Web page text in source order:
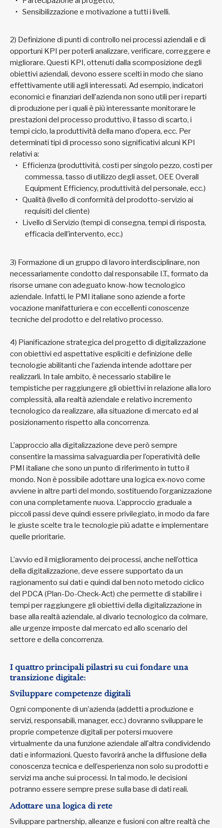
Sensibilizzazione e motivazione a tutti i livelli.
2) Definizione di punti di controllo nei processi aziendali e di
opportuni KPI per poterli analizzare, verificare, correggere e
migliorare. Questi KPI, ottenuti dalla scomposizione degli
obiettivi aziendali, devono essere scelti in modo che siano
effettivamente utili agli interessati. Ad esempio, indicatori
economici e finanziari dell’azienda non sono utili per i reparti
di produzione per i quali è più interessante monitorare le
prestazioni del processo produttivo, il tasso di scarto, i
tempi ciclo, la produttività della mano d’opera, ecc. Per
determinati tipi di processo sono significativi alcuni KPI
relativi a:
Efficienza (produttività, costi per singolo pezzo, costi per
commessa, tasso di utilizzo degli asset, OEE Overall
Equipment Efficiency, produttività del personale, ecc.)
Qualità (livello di conformità del prodotto-servizio ai
requisiti del cliente)
Livello di Servizio (tempi di consegna, tempi di risposta,
efficacia dell’intervento, ecc.)
3) Formazione di un gruppo di lavoro interdisciplinare, non
necessariamente condotto dal responsabile I.T., formato da
risorse umane con adeguato know-how tecnologico
aziendale. Infatti, le PMI italiane sono aziende a forte
vocazione manifatturiera e con eccellenti conoscenze
tecniche del prodotto e del relativo processo.
4) Pianificazione strategica del progetto di digitalizzazione
con obiettivi ed aspettative espliciti e definizione delle
tecnologie abilitanti che l’azienda intende adottare per
realizzarli. In tale ambito, è necessario stabilire le
tempistiche per raggiungere gli obiettivi in relazione alla loro
complessità, alla realtà aziendale e relativo incremento
tecnologico da realizzare, alla situazione di mercato ed al
posizionamento rispetto alla concorrenza.
L’approccio alla digitalizzazione deve però sempre
consentire la massima salvaguardia per l’operatività delle
PMI italiane che sono un punto di riferimento in tutto il
mondo. Non è possibile adottare una logica ex-novo come
avviene in altre parti del mondo, sostituendo l’organizzazione
con una completamente nuova. L’approccio graduale a
piccoli passi deve quindi essere privilegiato, in modo da fare
le giuste scelte tra le tecnologie più adatte e implementare
quelle prioritarie.
L’avvio ed il miglioramento dei processi, anche nell’ottica
della digitalizzazione, deve essere supportato da un
ragionamento sui dati e quindi dal ben noto metodo ciclico
del PDCA (Plan-Do-Check-Act) che permette di stabilire i
tempi per raggiungere gli obiettivi della digitalizzazione in
base alla realtà aziendale, al divario tecnologico da colmare,
alle urgenze imposte dal mercato ed allo scenario del
settore e della concorrenza.
I quattro principali pilastri su cui fondare una
transizione digitale:
Sviluppare competenze digitali
Ogni componente di un’azienda (addetti a produzione e
servizi, responsabili, manager, ecc.) dovranno sviluppare le
proprie competenze digitali per potersi muovere
virtualmente da una funzione aziendale all’altra condividendo
dati e informazioni. Questo favorirà anche la diffusione della
conoscenza tecnica e dell’esperienza non solo su prodotti e
servizi ma anche sui processi. In tal modo, le decisioni
potranno essere sempre prese sulla base di dati reali.
Adottare una logica di rete
Sviluppare partnership, alleanze e fusioni con altre realtà che